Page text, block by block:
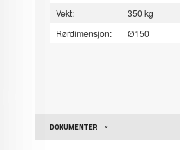
Vekt:
350 kg
Rørdimensjon:
Ø150
DOKUMENTER